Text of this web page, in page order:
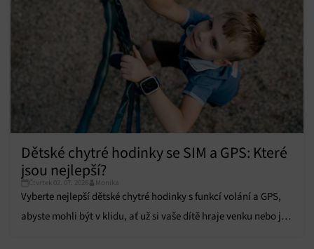
Zajištění bezpečnosti, předcházení a zjišťování
podvodů a odstraňování chyb, Poskytování a
zobrazování reklamy a obsahu, Ukládání a sdělování
voleb ochrany osobních údajů.
Vždy aktivní
Dětské chytré hodinky se SIM a GPS: Které
jsou nejlepší?
Čtvrtek 02. 07. 2026 Monika
Vyberte nejlepší dětské chytré hodinky s funkcí volání a GPS,
abyste mohli být v klidu, ať už si vaše dítě hraje venku nebo je